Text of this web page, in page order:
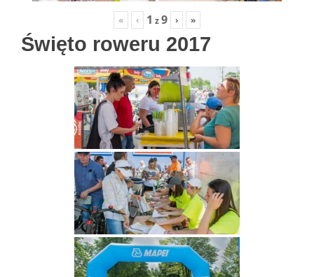
« ‹ 1 z9 › »
Święto roweru 2017